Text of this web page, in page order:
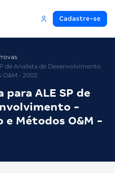
Cadastre-se
de Analista de Desenvolvimento
O&M - 2002
ALE SP de
-
e Métodos O&M -